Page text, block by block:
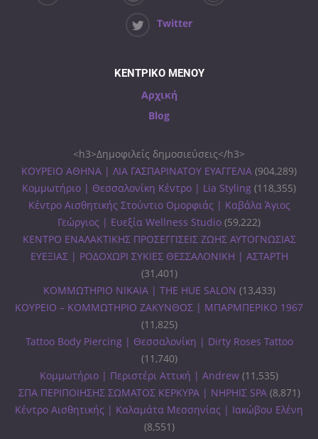
Twitter
ΚΕΝΤΡΙΚΟ ΜΕΝΟΥ
Αρχική
Blog
<h3>Δημοφιλείς δημοσιεύσεις</h3>
ΚΟΥΡΕΙΟ ΑΘΗΝΑ | ΛΙΑ ΓΑΣΠΑΡΙΝΑΤΟΥ ΕΥΑΓΓΕΛΙΑ (904,289)
Κομμωτήριο | Θεσσαλονίκη Κέντρο | Lia Styling (118,355)
Κέντρο Αισθητικής Στούντιο Ομορφιάς | Καβάλα Άγιος
Γεώργιος | Ευεξία Wellness Studio (59,222)
ΚΕΝΤΡΟ ΕΝΑΛΑΚΤΙΚΗΣ ΠΡΟΣΕΓΓΙΣΕΙΣ ΖΩΗΣ ΑΥΤΟΓΝΩΣΙΑΣ
ΕΥΕΞΙΑΣ | ΡΟΔΟΧΩΡΙ ΣΥΚΙΕΣ ΘΕΣΣΑΛΟΝΙΚΗ | ΑΣΤΑΡΤΗ
(31,401)
ΚΟΜΜΩΤΗΡΙΟ ΝΙΚΑΙΑ | THE HUE SALON (13,433)
ΚΟΥΡΕΙΟ – ΚΟΜΜΩΤΗΡΙΟ ΖΑΚΥΝΘΟΣ | ΜΠΑΡΜΠΕΡΙΚΟ 1967
(11,825)
Tattoo Body Piercing | Θεσσαλονίκη | Dirty Roses Tattoo
(11,740)
Κομμωτήριο | Περιστέρι Αττική | Andrew (11,535)
ΣΠΑ ΠΕΡΙΠΟΙΗΣΗΣ ΣΩΜΑΤΟΣ ΚΕΡΚΥΡΑ | ΝΗΡΗΙΣ SPA (8,871)
Κέντρο Αισθητικής | Καλαμάτα Μεσσηνίας | Ιακώβου Ελένη
(8,551)